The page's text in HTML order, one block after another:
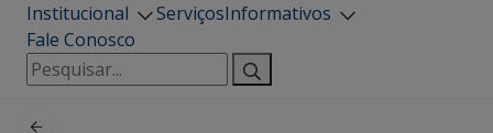
Institucional ServiçosInformativos
Fale Conosco
Pesquisar
por: